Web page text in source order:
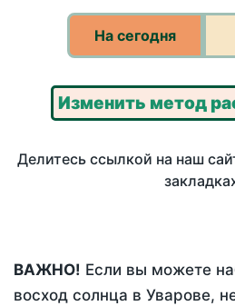
На сегодня
Изменить метод
Делитесь ссылкой на наш
ВАЖНО! Если вы можете
восход солнца в Уварове,